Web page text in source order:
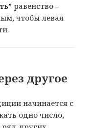
равенство –
чтобы левая
другое
начинается с
одно число,